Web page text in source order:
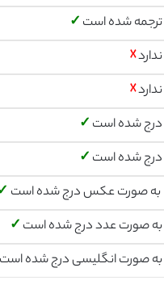
ترجمه شده است ✓
ندارد☓
ندارد☓
درج شده است ✓
درج شده است ✓
به صورت عکس درج شده است
به صورت عدد درج شده است ✓
به صورت انگلیسی درج شده است